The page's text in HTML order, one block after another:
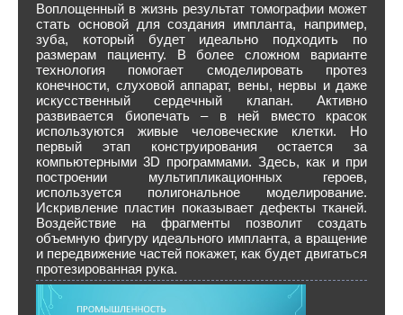
Воплощенный в жизнь результат томографии может
стать основой для создания импланта, например,
зуба, который будет идеально подходить по
размерам пациенту. В более сложном варианте
технология помогает смоделировать протез
конечности, слуховой аппарат, вены, нервы и даже
искусственный сердечный клапан. Активно
развивается биопечать – в ней вместо красок
используются живые человеческие клетки. Но
первый этап конструирования остается за
компьютерными 3D программами. Здесь, как и при
построении мультипликационных героев,
используется полигональное моделирование.
Искривление пластин показывает дефекты тканей.
Воздействие на фрагменты позволит создать
объемную фигуру идеального импланта, а вращение
и передвижение частей покажет, как будет двигаться
протезированная рука.